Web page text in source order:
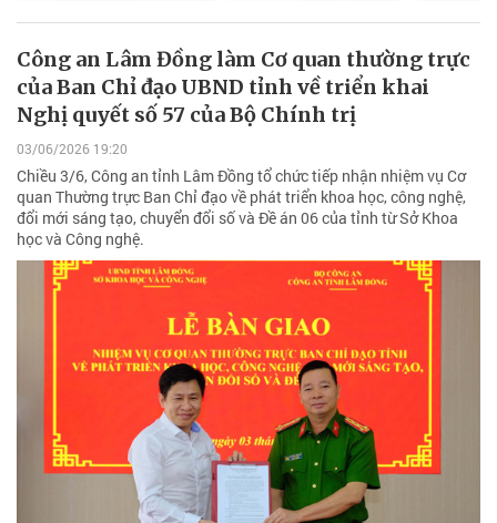
Công an Lâm Đồng làm Cơ quan thường trực
của Ban Chỉ đạo UBND tỉnh về triển khai
Nghị quyết số 57 của Bộ Chính trị
03/06/2026 19:20
Chiều 3/6, Công an tỉnh Lâm Đồng tổ chức tiếp nhận nhiệm vụ Cơ
quan Thường trực Ban Chỉ đạo về phát triển khoa học, công nghệ,
đổi mới sáng tạo, chuyển đổi số và Đề án 06 của tỉnh từ Sở Khoa
học và Công nghệ.